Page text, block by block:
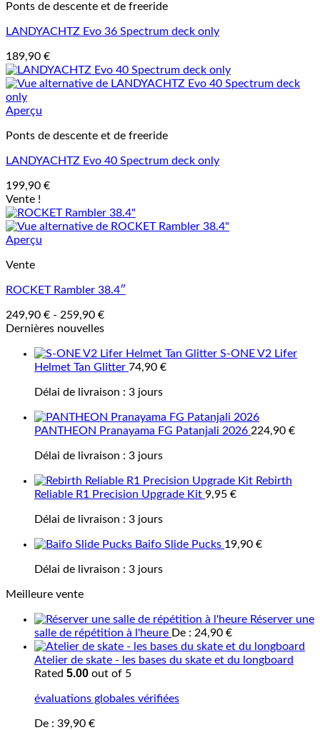
Ponts de descente et de freeride
LANDYACHTZ Evo 36 Spectrum deck only
189,90 €
Aperçu
Ponts de descente et de freeride
LANDYACHTZ Evo 40 Spectrum deck only
199,90 €
Vente !
Aperçu
Vente
ROCKET Rambler 38.4″
249,90 € - 259,90 €
Dernières nouvelles
S-ONE V2 Lifer
Helmet Tan Glitter 74,90 €
Délai de livraison : 3 jours
PANTHEON Pranayama FG Patanjali 2026 224,90 €
Délai de livraison : 3 jours
Rebirth
Reliable R1 Precision Upgrade Kit 9,95 €
Délai de livraison : 3 jours
Baifo Slide Pucks 19,90 €
Délai de livraison : 3 jours
Meilleure vente
Réserver une
salle de répétition à l'heure De : 24,90 €
Atelier de skate - les bases du skate et du longboard
Rated 5.00 out of 5
évaluations globales vérifiées
De : 39,90 €